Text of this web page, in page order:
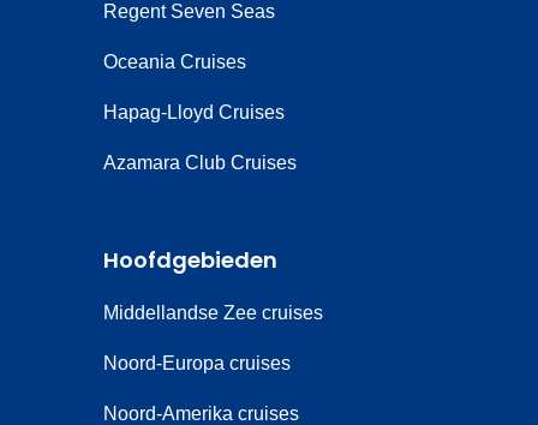
Regent Seven Seas
Oceania Cruises
Hapag-Lloyd Cruises
Azamara Club Cruises
Hoofdgebieden
Middellandse Zee cruises
Noord-Europa cruises
Noord-Amerika cruises